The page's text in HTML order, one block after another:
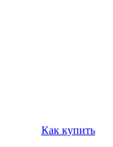
Как купить